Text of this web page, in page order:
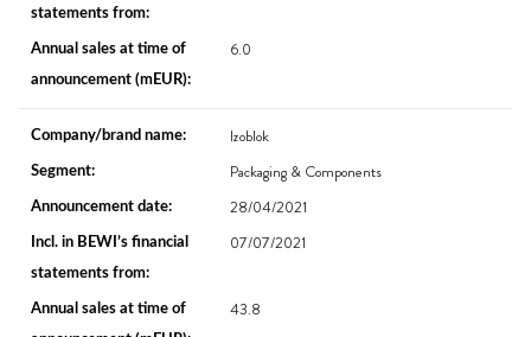
6.0
Izoblok
Packaging & Components
28/04/2021
07/07/2021
43.8